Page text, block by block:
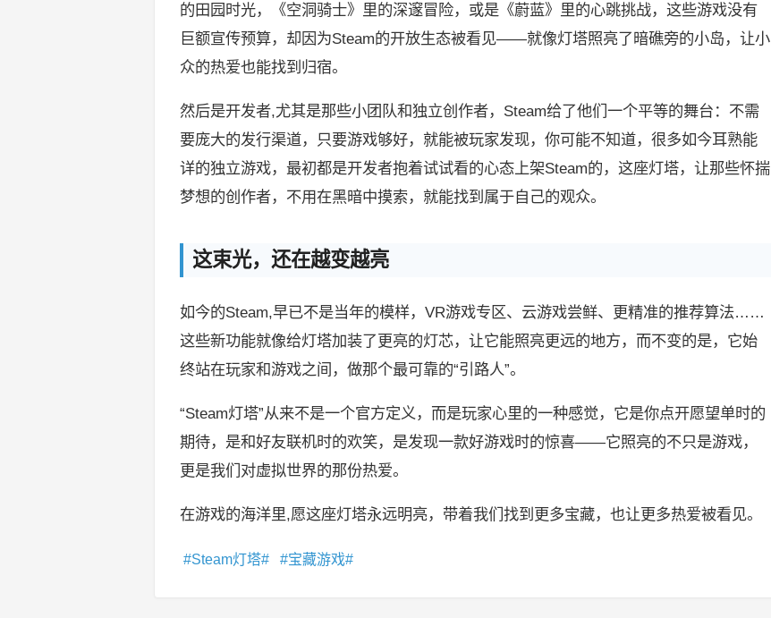
的田园时光，《空洞骑士》里的深邃冒险，或是《蔚蓝》里的心跳挑战，这些游戏没有
巨额宣传预算，却因为Steam的开放生态被看见——就像灯塔照亮了暗礁旁的小岛，让小
众的热爱也能找到归宿。
然后是开发者,尤其是那些小团队和独立创作者，Steam给了他们一个平等的舞台：不需
要庞大的发行渠道，只要游戏够好，就能被玩家发现，你可能不知道，很多如今耳熟能
详的独立游戏，最初都是开发者抱着试试看的心态上架Steam的，这座灯塔，让那些怀揣
梦想的创作者，不用在黑暗中摸索，就能找到属于自己的观众。
这束光，还在越变越亮
如今的Steam,早已不是当年的模样，VR游戏专区、云游戏尝鲜、更精准的推荐算法……
这些新功能就像给灯塔加装了更亮的灯芯，让它能照亮更远的地方，而不变的是，它始
终站在玩家和游戏之间，做那个最可靠的“引路人”。
“Steam灯塔”从来不是一个官方定义，而是玩家心里的一种感觉，它是你点开愿望单时的
期待，是和好友联机时的欢笑，是发现一款好游戏时的惊喜——它照亮的不只是游戏，
更是我们对虚拟世界的那份热爱。
在游戏的海洋里,愿这座灯塔永远明亮，带着我们找到更多宝藏，也让更多热爱被看见。
Steam灯塔 宝藏游戏